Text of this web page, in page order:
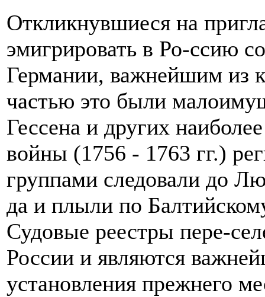
Откликнувшиеся на
эмигрировать в Ро-ссию
Германии, важнейшим из
частью это были
Гессена и других
войны (1756 - 1763 гг.)
группами следовали до
да и плыли по
Судовые реестры пере-
России и являются
установления прежнего